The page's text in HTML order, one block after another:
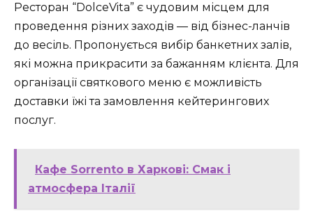
Ресторан “DolceVita” є чудовим місцем для
проведення різних заходів — від бізнес-ланчів
до весіль. Пропонується вибір банкетних залів,
які можна прикрасити за бажанням клієнта. Для
організації святкового меню є можливість
доставки їжі та замовлення кейтерингових
послуг.
Кафе Sorrento в Харкові: Смак і
атмосфера Італії